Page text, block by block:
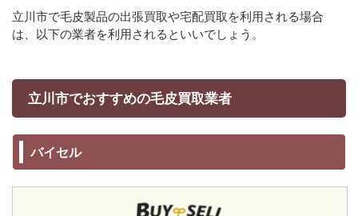
立川市で毛皮製品の出張買取や宅配買取を利用される場合
は、以下の業者を利用されるといいでしょう。
立川市でおすすめの毛皮買取業者
バイセル